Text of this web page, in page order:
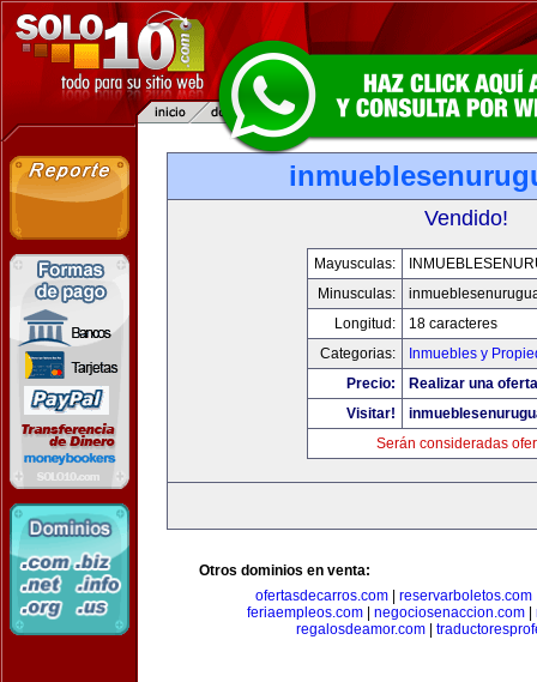
Vendido!
Mayusculas:
Minusculas:
Longitud:
18 caracteres
Categorias:
Inmuebles y
Precio:
Realizar una
Visitar!
Serán consideradas
Otros dominios en venta:
ofertasdecarros.com| reservarboletos.com
feriaempleos.com
negociosenaccion.com
regalosdeamor.com